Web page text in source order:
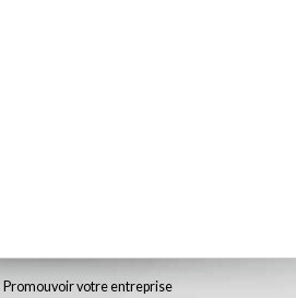
Promouvoir votre entreprise